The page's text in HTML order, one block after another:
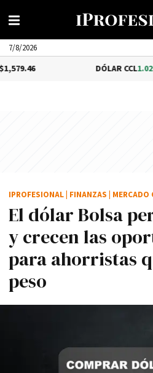
7/8/2026
1.02%$1,575.53
El dólar Bolsa
y crecen las
para ahorristas
peso
IPROFESIONAL FINANZAS MERCADO